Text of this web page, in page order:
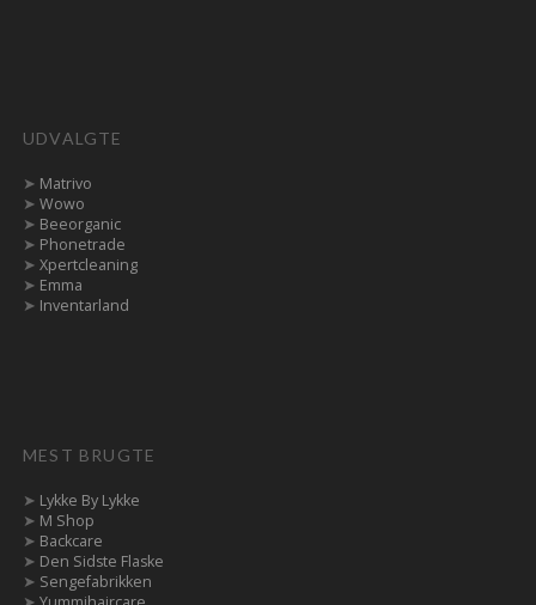
UDVALGTE
➤ Matrivo
➤ Wowo
➤ Beeorganic
➤ Phonetrade
➤ Xpertcleaning
➤ Emma
➤ Inventarland
MEST BRUGTE
➤ Lykke By Lykke
➤ M Shop
➤ Backcare
➤ Den Sidste Flaske
➤ Sengefabrikken